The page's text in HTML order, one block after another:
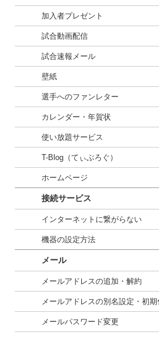
加入者プレゼント
試合動画配信
試合速報メール
壁紙
選手へのファンレター
カレンダー・年賀状
使い放題サービス
T-Blog（てぃぶろぐ）
ホームページ
接続サービス
インターネットに繋がらない
機器の設定方法
メール
メールアドレスの追加・解約
メールアドレスの別名設定・初期
メールパスワード変更